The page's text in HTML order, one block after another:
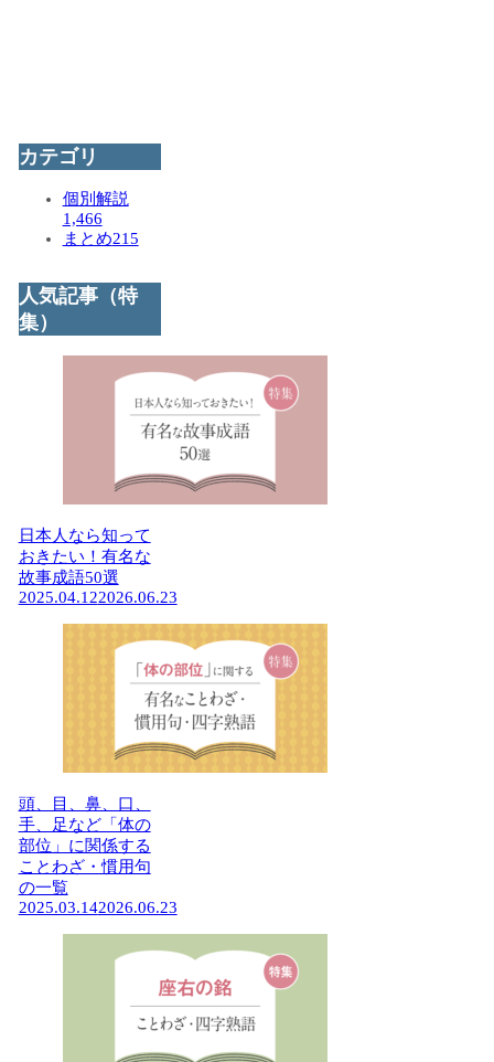
カテゴリ
個別解説
1,466
まとめ215
人気記事（特
集）
日本人なら知って
おきたい！有名な
故事成語50選
2025.04.122026.06.23
頭、目、鼻、口、
手、足など「体の
部位」に関係する
ことわざ・慣用句
の一覧
2025.03.142026.06.23